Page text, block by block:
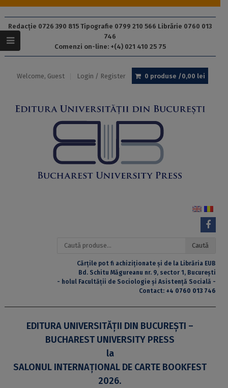
Redacție 0726 390 815 Tipografie 0799 210 566 Librărie 0760 013
746
Comenzi on-line: +(4) 021 410 25 75
Welcome, Guest Login / Register 0 produse /0,00 lei
Caută
Caută
Cărțile pot fi achiziționate și de la Librăria EUB
Bd. Schitu Măgureanu nr. 9, sector 1, București
- holul Facultății de Sociologie și Asistență Socială -
Contact: +4 0760 013 746
EDITURA UNIVERSITĂȚII DIN BUCUREȘTI –
BUCHAREST UNIVERSITY PRESS
la
SALONUL INTERNAȚIONAL DE CARTE BOOKFEST
2026.